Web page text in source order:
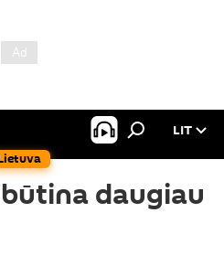
LIT
daugiau